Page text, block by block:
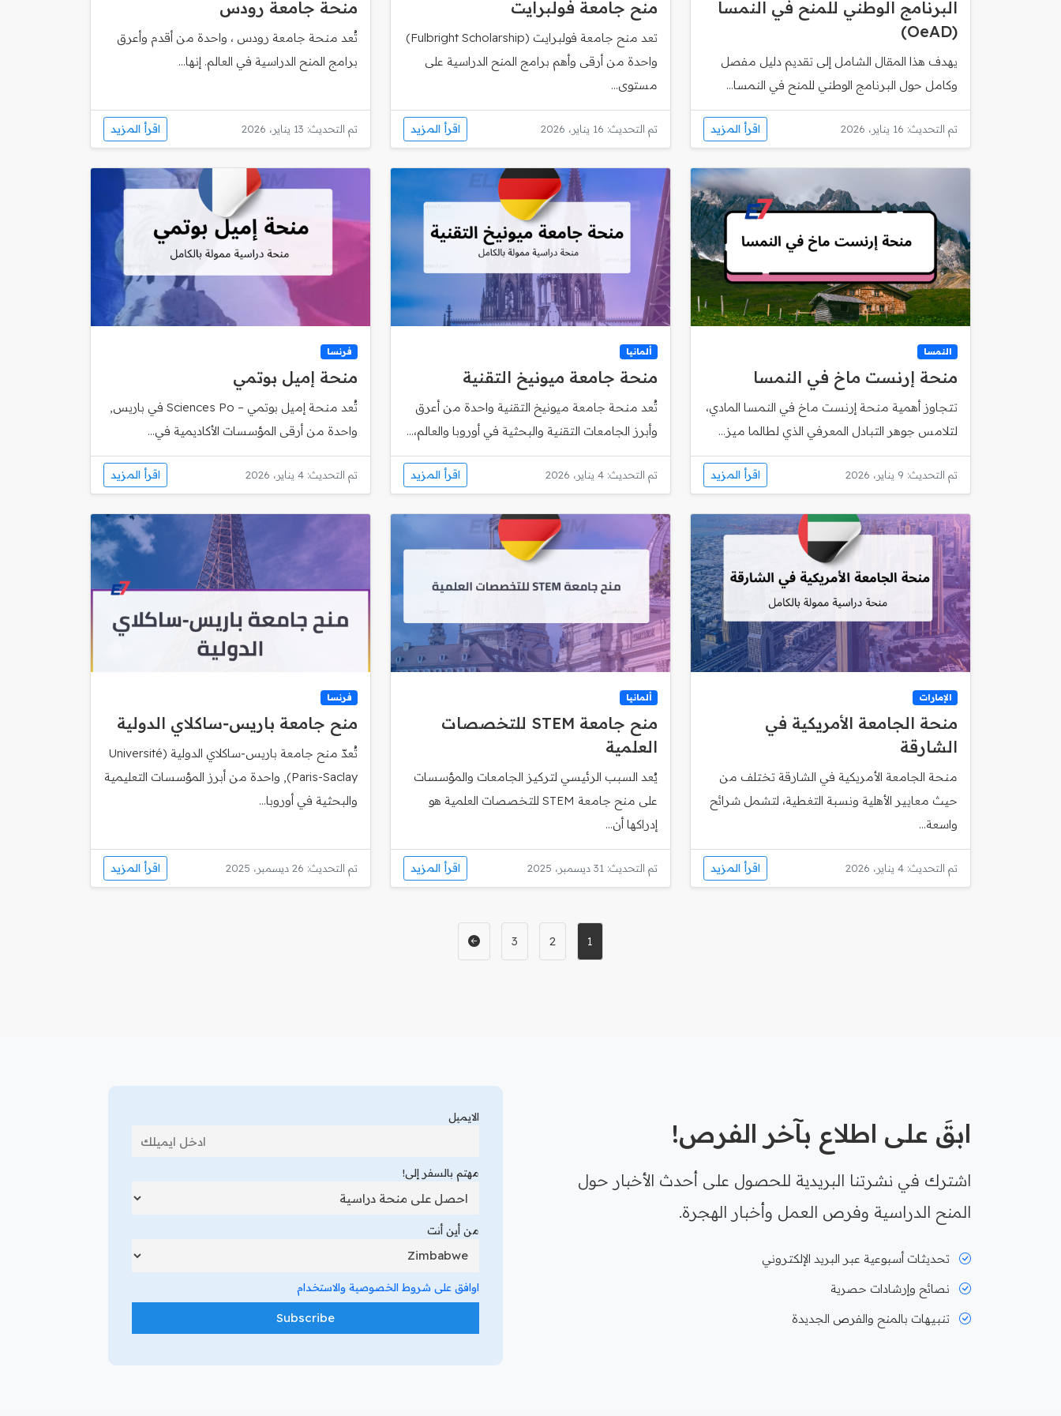
البرنامج الوطني للمنح في النمسا
(OeAD)
يهدف هذا المقال الشامل إلى تقديم دليل مفصل
وكامل حول البرنامج الوطني للمنح في النمسا...
تم التحديث: 16 يناير، 2026 اقرأ المزيد
منح جامعة فولبرايت
تعد منح جامعة فولبرايت (Fulbright Scholarship)
واحدة من أرقى وأهم برامج المنح الدراسية على
مستوى...
تم التحديث: 16 يناير، 2026 اقرأ المزيد
منحة جامعة رودس
تُعد منحة جامعة رودس ، واحدة من أقدم وأعرق
برامج المنح الدراسية في العالم. إنها...
تم التحديث: 13 يناير، 2026 اقرأ المزيد
النمسا
منحة إرنست ماخ في النمسا
تتجاوز أهمية منحة إرنست ماخ في النمسا المادي،
لتلامس جوهر التبادل المعرفي الذي لطالما ميز...
تم التحديث: 9 يناير، 2026 اقرأ المزيد
ألمانيا
منحة جامعة ميونيخ التقنية
تُعد منحة جامعة ميونيخ التقنية واحدة من أعرق
وأبرز الجامعات التقنية والبحثية في أوروبا والعالم،...
تم التحديث: 4 يناير، 2026 اقرأ المزيد
فرنسا
منحة إميل بوتمي
تُعد منحة إميل بوتمي – Sciences Po في باريس,
واحدة من أرقى المؤسسات الأكاديمية في...
تم التحديث: 4 يناير، 2026 اقرأ المزيد
الإمارات
منحة الجامعة الأمريكية في
الشارقة
منحة الجامعة الأمريكية في الشارقة تختلف من
حيث معايير الأهلية ونسبة التغطية، لتشمل شرائح
واسعة...
تم التحديث: 4 يناير، 2026 اقرأ المزيد
ألمانيا
منح جامعة STEM للتخصصات
العلمية
يُعد السبب الرئيسي لتركيز الجامعات والمؤسسات
على منح جامعة STEM للتخصصات العلمية هو
إدراكها أن...
تم التحديث: 31 ديسمبر، 2025 اقرأ المزيد
فرنسا
منح جامعة باريس‑ساكلاي الدولية
تُعدّ منح جامعة باريس‑ساكلاي الدولية (Université
Paris-Saclay), واحدة من أبرز المؤسسات التعليمية
والبحثية في أوروبا...
تم التحديث: 26 ديسمبر، 2025 اقرأ المزيد
1
2
3
ابقَ على اطلاع بآخر الفرص!
اشترك في نشرتنا البريدية للحصول على أحدث الأخبار حول
المنح الدراسية وفرص العمل وأخبار الهجرة.
تحديثات أسبوعية عبر البريد الإلكتروني
نصائح وإرشادات حصرية
تنبيهات بالمنح والفرص الجديدة
الايميل
مهتم بالسفر إلى!
من أين أنت
اوافق على شروط الخصوصية والاستخدام